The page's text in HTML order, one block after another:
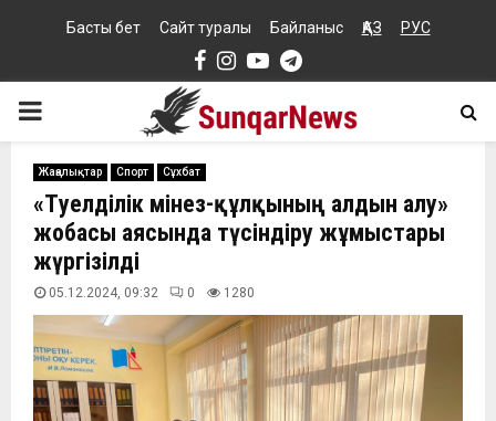
Басты бет Сайт туралы Байланыс ҚАЗ РУС
Facebook
Instagram
YoutubeTelegram
PRIMARY
MENU
Жаңалықтар Спорт Сұхбат
«Тәуелділік мінез-құлқының алдын алу»
жобасы аясында түсіндіру жұмыстары
жүргізілді
05.12.2024, 09:32 0 1280